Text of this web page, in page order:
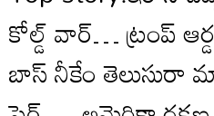
కోల్డ్ వార్… ట్రంప్
బాస్ నీకేం